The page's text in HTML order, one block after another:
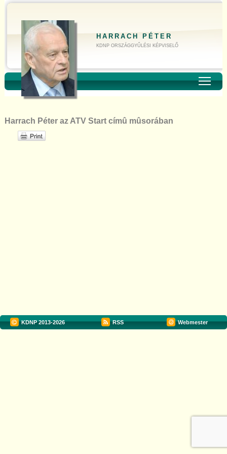
HARRACH PÉTER
KDNP ORSZÁGGYŰLÉSI KÉPVISELŐ
Harrach Péter az ATV Start címû mûsorában
KDNP2013-2026 RSS Webmester